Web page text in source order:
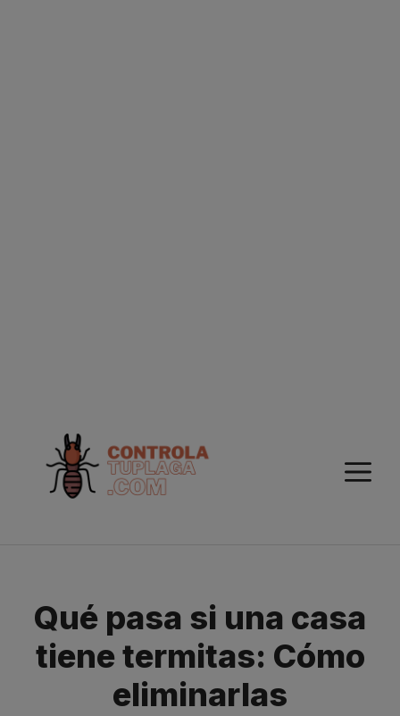
contenido
Qué pasa si una casa
tiene termitas: Cómo
eliminarlas